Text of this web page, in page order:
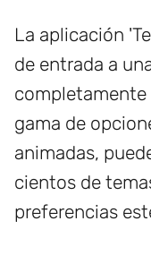
La aplicación
de entrada a
completamente
gama de
animadas,
cientos de
preferencias